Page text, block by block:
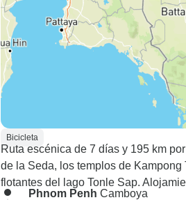
Bicicleta
Ruta escénica de 7 días y 195 km
de la Seda, los templos de
flotantes del lago Tonle Sap.
Phnom Penh Camboya